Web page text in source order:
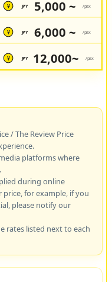
¥ JPY 5,000 ~ /pax
¥ JPY 6,000 ~ /pax
¥ JPY 12,000~ /pax
/ The Review Price
platforms where
during online
for example, if you
please notify our
rates listed next to each